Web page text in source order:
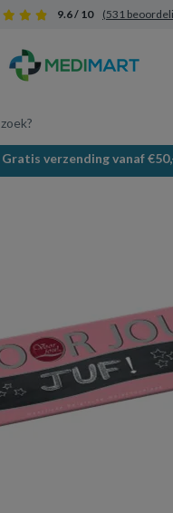
9.6 / 10 (531
Gratis verzending vanaf